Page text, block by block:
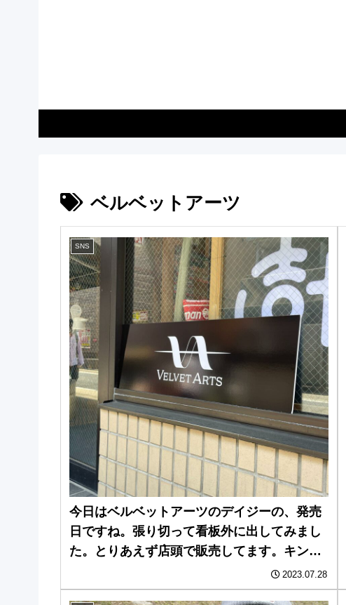
ベルベットアーツ
SNS
今日はベルベットアーツのデイジーの、発売
日ですね。張り切って看板外に出してみまし
た。とりあえず店頭で販売してます。キンキ
ンに冷えてる店舗にてお待ちしてます。2023.07.28